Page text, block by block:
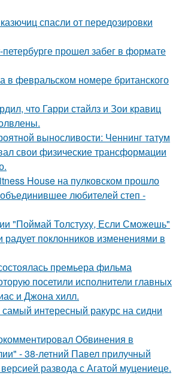
спасли от передозировки
прошел забег в формате
в февральском номере британского
что Гарри стайлз и Зои кравиц
выносливости: Ченнинг татум
свои физические трансформации
House на пулковском прошло
любителей степ -
"Поймай Толстуху, Если Сможешь"
радует поклонников изменениями в
премьера фильма
посетили исполнители главных
и Джона хилл.
интересный ракурс на сидни
Обвинения в
- 38-летний Павел прилучный
развода с Агатой муцениеце.